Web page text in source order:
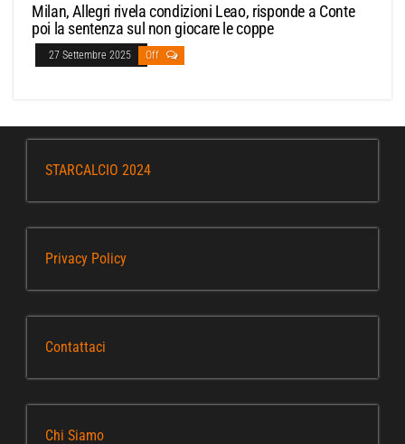
Milan, Allegri rivela condizioni Leao, risponde a Conte
poi la sentenza sul non giocare le coppe
27 Settembre 2025 Off
STARCALCIO 2024
Privacy Policy
Contattaci
Chi Siamo